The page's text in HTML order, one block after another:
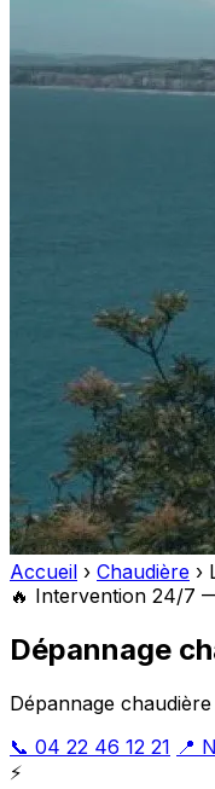
Accueil › Chaudière ›
🔥 Intervention 24/7
Dépannage
Dépannage
📞 04 22 46 12 21 📍
⚡